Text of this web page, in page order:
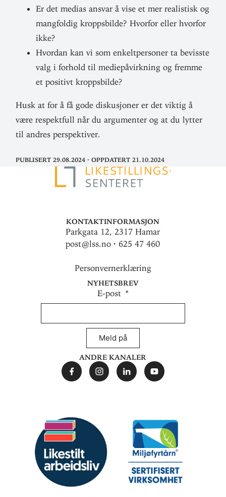
Er det medias ansvar å vise et mer rea­listisk og
mang­foldig kropps­bilde? Hvorfor eller hvorfor
ikke?
Hvordan kan vi som enkelt­per­soner ta bevisste
valg i forhold til medie­på­virkning og fremme
et positivt kroppsbilde?
Husk at for å få gode dis­ku­sjoner er det viktig å
være respektfull når du argu­menter og at du lytter
til andres perspektiver.
Publisert 29.08.2024· Oppdatert 21.10.2024
Kontaktinformasjon
Parkgata 12, 2317 Hamar
post@lss.no · 625 47 460
Personvernerklæring
Nyhetsbrev
E-post
Meld på
Andre kanaler